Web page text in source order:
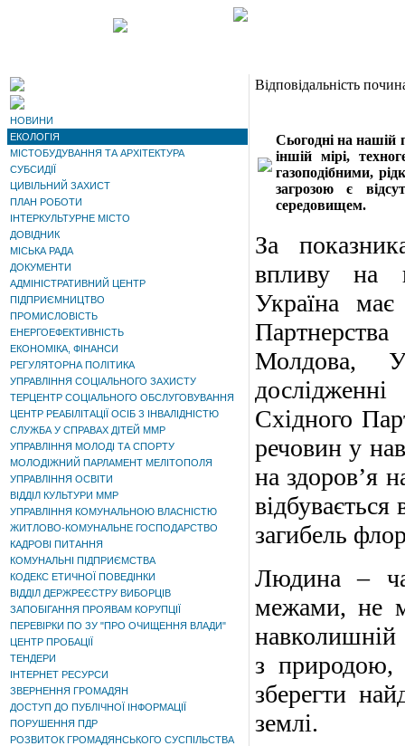
НОВИНИ
ЕКОЛОГІЯ
МІСТОБУДУВАННЯ ТА АРХІТЕКТУРА
СУБСИДІЇ
ЦИВІЛЬНИЙ ЗАХИСТ
ПЛАН РОБОТИ
ІНТЕРКУЛЬТУРНЕ МІСТО
ДОВІДНИК
МІСЬКА РАДА
ДОКУМЕНТИ
АДМІНІСТРАТИВНИЙ ЦЕНТР
ПІДПРИЄМНИЦТВО
ПРОМИСЛОВІСТЬ
ЕНЕРГОЕФЕКТИВНІСТЬ
ЕКОНОМІКА, ФІНАНСИ
РЕГУЛЯТОРНА ПОЛІТИКА
УПРАВЛІННЯ СОЦІАЛЬНОГО ЗАХИСТУ
ТЕРЦЕНТР СОЦІАЛЬНОГО ОБСЛУГОВУВАННЯ
ЦЕНТР РЕАБІЛІТАЦІЇ ОСІБ З ІНВАЛІДНІСТЮ
СЛУЖБА У СПРАВАХ ДІТЕЙ ММР
УПРАВЛІННЯ МОЛОДІ ТА СПОРТУ
МОЛОДІЖНИЙ ПАРЛАМЕНТ МЕЛІТОПОЛЯ
УПРАВЛІННЯ ОСВІТИ
ВІДДІЛ КУЛЬТУРИ ММР
УПРАВЛІННЯ КОМУНАЛЬНОЮ ВЛАСНІСТЮ
ЖИТЛОВО-КОМУНАЛЬНЕ ГОСПОДАРСТВО
КАДРОВІ ПИТАННЯ
КОМУНАЛЬНІ ПІДПРИЄМСТВА
КОДЕКС ЕТИЧНОЇ ПОВЕДІНКИ
ВІДДІЛ ДЕРЖРЕЄСТРУ ВИБОРЦІВ
ЗАПОБІГАННЯ ПРОЯВАМ КОРУПЦІЇ
ПЕРЕВІРКИ ПО ЗУ "ПРО ОЧИЩЕННЯ ВЛАДИ"
ЦЕНТР ПРОБАЦІЇ
ТЕНДЕРИ
ІНТЕРНЕТ РЕСУРСИ
ЗВЕРНЕННЯ ГРОМАДЯН
ДОСТУП ДО ПУБЛІЧНОЇ ІНФОРМАЦІЇ
ПОРУШЕННЯ ПДР
РОЗВИТОК ГРОМАДЯНСЬКОГО СУСПІЛЬСТВА
Відповідальність
Сьогодні на нашій
іншій мірі,
газоподібними,
загрозою є
середовищем.
За
впливу на
Україна
Молдова,
Східного
речовин у
на здоров’я
загибель
Людина –
межами, не
навколишній
з природою,
зберегти
землі.